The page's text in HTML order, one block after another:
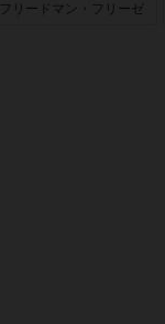
フリードマン・フリーゼ